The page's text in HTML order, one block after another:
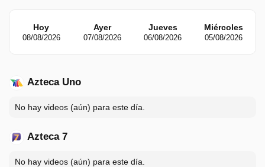
Hoy
08/08/2026
Ayer
07/08/2026
Jueves
06/08/2026
Miércoles
05/08/2026
Azteca Uno
No hay videos (aún) para este día.
Azteca 7
No hay videos (aún) para este día.